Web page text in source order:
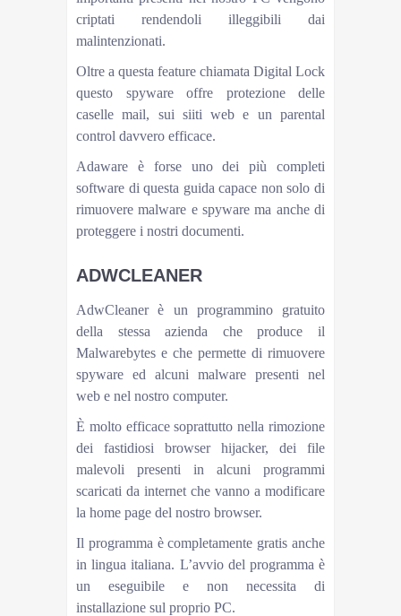
criptati rendendoli illeggibili dai
malintenzionati.
Oltre a questa feature chiamata Digital Lock
questo spyware offre protezione delle
caselle mail, sui siiti web e un parental
control davvero efficace.
Adaware è forse uno dei più completi
software di questa guida capace non solo di
rimuovere malware e spyware ma anche di
proteggere i nostri documenti.
ADWCLEANER
AdwCleaner è un programmino gratuito
della stessa azienda che produce il
Malwarebytes e che permette di rimuovere
spyware ed alcuni malware presenti nel
web e nel nostro computer.
È molto efficace soprattutto nella rimozione
dei fastidiosi browser hijacker, dei file
malevoli presenti in alcuni programmi
scaricati da internet che vanno a modificare
la home page del nostro browser.
Il programma è completamente gratis anche
in lingua italiana. L’avvio del programma è
un eseguibile e non necessita di
installazione sul proprio PC.